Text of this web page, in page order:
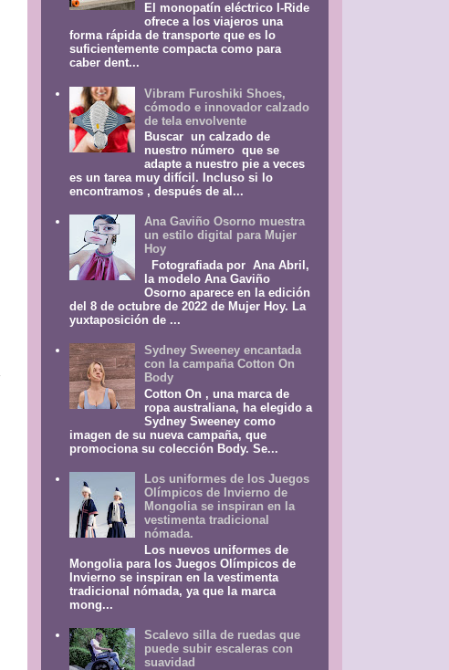
El monopatín eléctrico I-Ride
ofrece a los viajeros una
forma rápida de transporte que es lo
suficientemente compacta como para
caber dent...
Vibram Furoshiki Shoes,
cómodo e innovador calzado
de tela envolvente
Buscar un calzado de
nuestro número que se
adapte a nuestro pie a veces
es un tarea muy difícil. Incluso si lo
encontramos , después de al...
Ana Gaviño Osorno muestra
un estilo digital para Mujer
Hoy
Fotografiada por Ana Abril,
la modelo Ana Gaviño
Osorno aparece en la edición
del 8 de octubre de 2022 de Mujer Hoy. La
yuxtaposición de ...
Sydney Sweeney encantada
con la campaña Cotton On
Body
Cotton On , una marca de
ropa australiana, ha elegido a
Sydney Sweeney como
imagen de su nueva campaña, que
promociona su colección Body. Se...
Los uniformes de los Juegos
Olímpicos de Invierno de
Mongolia se inspiran en la
vestimenta tradicional
nómada.
Los nuevos uniformes de
Mongolia para los Juegos Olímpicos de
Invierno se inspiran en la vestimenta
tradicional nómada, ya que la marca
mong...
Scalevo silla de ruedas que
puede subir escaleras con
suavidad